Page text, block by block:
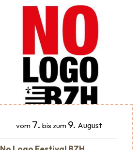
vom 7. bis zum 9. August